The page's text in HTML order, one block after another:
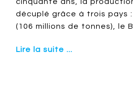
décuplé grâce à trois pays
(106 millions de tonnes), le
Lire la suite ...